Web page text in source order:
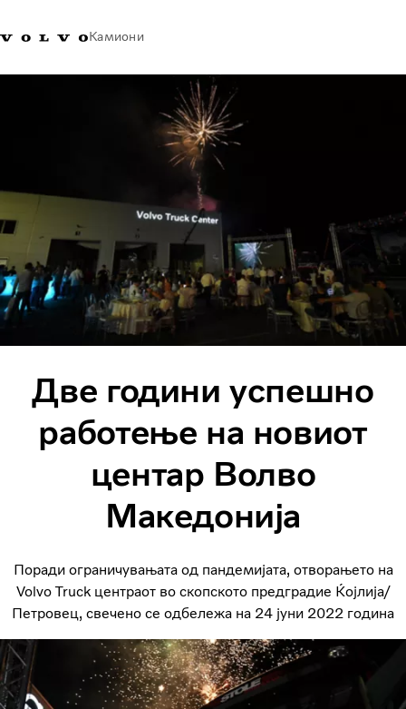
Камиони
Продавница за Volvo
Trucks
Камиони
Кампањи
Услуги
Локатор на дилери
News
За нас
Volvo Truck Builder
Контактирајте нѐ
Две години успешно
работење на новиот
центар Волво
Македонија
Поради ограничувањата од пандемијата, отворањето на
Volvo Truck центраот во скопското предградие Ќојлија/
Петровец, свечено се одбележа на 24 јуни 2022 година